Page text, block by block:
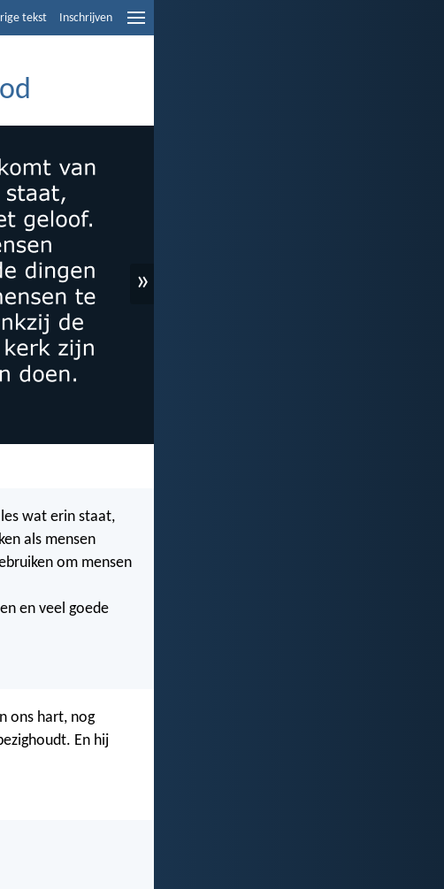
tekst Inschrijven
»
wat erin staat,
als mensen
om mensen
en veel goede
ons hart, nog
En hij